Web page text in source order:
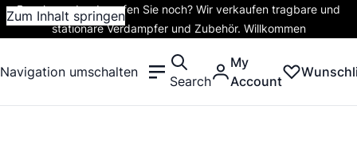
Zum Inhalt springen
Rauchen oder dampfen Sie noch? Wir verkaufen tragbare und
stationäre Verdampfer und Zubehör. Willkommen
Navigation umschalten
Search
My
Account